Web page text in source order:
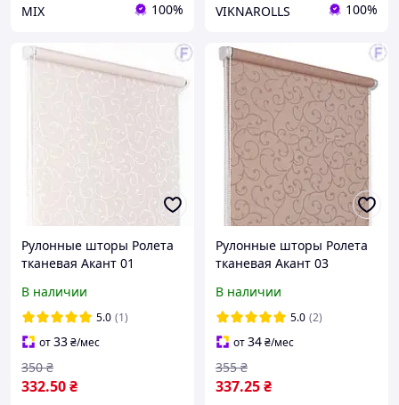
МІХ 100% VIKNAROLLS 100%
Рулонные шторы Ролета
тканевая Акант 01
В наличии
5.0 (1)
от33₴/мес
332.50₴
350 ₴
Рулонные шторы Ролета
тканевая Акант 03
В наличии
5.0 (2)
от34₴/мес
337.25₴
355 ₴